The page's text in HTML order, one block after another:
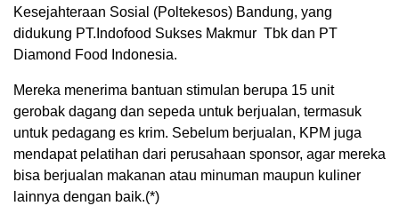
Kesejahteraan Sosial (Poltekesos) Bandung, yang
didukung PT.Indofood Sukses Makmur Tbk dan PT
Diamond Food Indonesia.
Mereka menerima bantuan stimulan berupa 15 unit
gerobak dagang dan sepeda untuk berjualan, termasuk
untuk pedagang es krim. Sebelum berjualan, KPM juga
mendapat pelatihan dari perusahaan sponsor, agar mereka
bisa berjualan makanan atau minuman maupun kuliner
lainnya dengan baik.(*)